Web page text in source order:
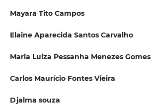
Mayara Tito Campos
Elaine Aparecida Santos Carvalho
Maria Luiza Pessanha Menezes Gomes
Carlos Maurício Fontes Vieira
Djalma souza